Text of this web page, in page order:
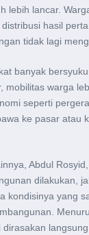
lebih lancar.
hasil
tidak lagi
banyak
mobilitas warga
seperti
ke pasar atau
Abdul
dilakukan,
kondisinya yang